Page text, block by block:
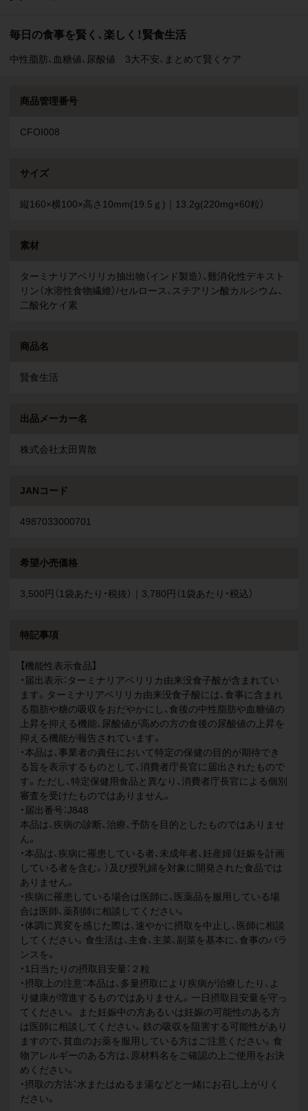
毎日の食事を賢く、楽しく！賢食生活
中性脂肪、血糖値、尿酸値 3大不安、まとめて賢くケア
商品管理番号
CFOI008
サイズ
縦160×横100×高さ10mm(19.5ｇ)｜13.2g(220mg×60粒）
素材
ターミナリアベリリカ抽出物（インド製造）、難消化性デキスト
リン（水溶性食物繊維）/セルロース、ステアリン酸カルシウム、
二酸化ケイ素
商品名
賢食生活
出品メーカー名
株式会社太田胃散
JANコード
4987033000701
希望小売価格
3,500円（1袋あたり・税抜）｜3,780円（1袋あたり・税込）
特記事項
【機能性表示食品】
・届出表示：ターミナリアベリリカ由来没食子酸が含まれてい
ます。ターミナリアベリリカ由来没食子酸には、食事に含まれ
る脂肪や糖の吸収をおだやかにし、食後の中性脂肪や血糖値の
上昇を抑える機能、尿酸値が高めの方の食後の尿酸値の上昇を
抑える機能が報告されています。
・本品は、事業者の責任において特定の保健の目的が期待でき
る旨を表示するものとして、消費者庁長官に届出されたもので
す。ただし、特定保健用食品と異なり、消費者庁長官による個別
審査を受けたものではありません。
・届出番号：J848
本品は、疾病の診断、治療、予防を目的としたものではありませ
ん。
・本品は、疾病に罹患している者、未成年者、妊産婦（妊娠を計画
している者を含む。）及び授乳婦を対象に開発された食品では
ありません。
・疾病に罹患している場合は医師に、医薬品を服用している場
合は医師、薬剤師に相談してください。
・体調に異変を感じた際は、速やかに摂取を中止し、医師に相談
してください。食生活は、主食、主菜、副菜を基本に、食事のバラ
ンスを。
・1日当たりの摂取目安量：２粒
・摂取上の注意：本品は、多量摂取により疾病が治療したり、よ
り健康が増進するものではありません。一日摂取目安量を守っ
てください。 また妊娠中の方あるいは妊娠の可能性のある方
は医師に相談してください。鉄の吸収を阻害する可能性があり
ますので、貧血のお薬を服用している方はご注意ください。食
物アレルギーのある方は、原材料名をご確認の上ご使用をお決
めください。
・摂取の方法：水またはぬるま湯などと一緒にお召し上がりく
ださい。